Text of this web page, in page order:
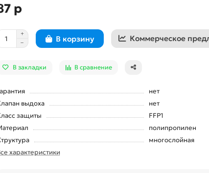
р
В корзину Коммерческое
В закладки В сравнение
нет
выдоха
нет
защиты
FFP1
полипропилен
многослойная
характеристики